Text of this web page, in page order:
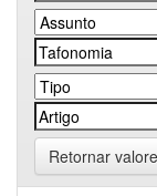
Retornar